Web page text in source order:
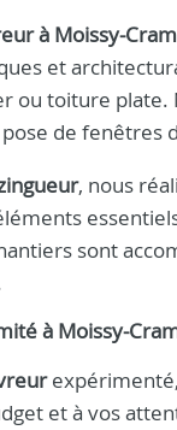
à Moissy-
et
ou toiture
de fenêtres
, nous
sont
à Moissy-
expérimenté,
et à vos